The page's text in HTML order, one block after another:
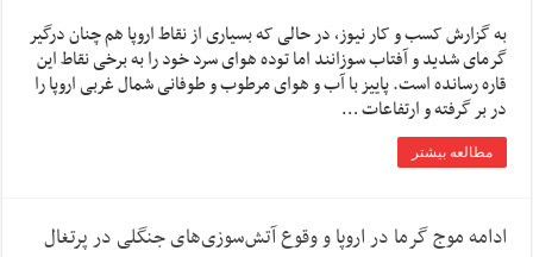
به گزارش کسب و کار نیوز، در حالی که بسیاری از نقاط اروپا هم چنان درگیر
گرمای شدید و آفتاب سوزانند اما توده هوای سرد خود را به برخی نقاط این
قاره رسانده است. پاییز با آب و هوای مرطوب و طوفانی شمال غربی اروپا را
در بر گرفته و ارتفاعات …
مطالعه بیشتر
ادامه موج گرما در اروپا و وقوع آتش‌سوزی‌های جنگلی در پرتغال